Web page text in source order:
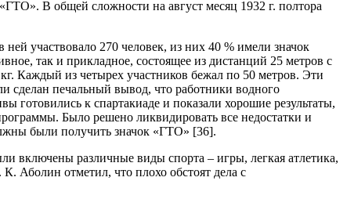
В общей сложности на август месяц 1932 г. полтора
участвовало 270 человек, из них 40 % имели значок
так и прикладное, состоящее из дистанций 25 метров с
Каждый из четырех участников бежал по 50 метров. Эти
сделан печальный вывод, что работники водного
готовились к спартакиаде и показали хорошие результаты,
Было решено ликвидировать все недостатки и
были получить значок «ГТО» [36].
включены различные виды спорта – игры, легкая атлетика,
Аболин отметил, что плохо обстоят дела с